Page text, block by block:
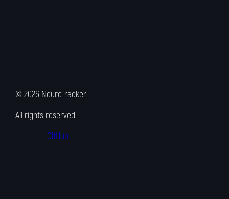
© 2026 NeuroTracker
All rights reserved
GitHub